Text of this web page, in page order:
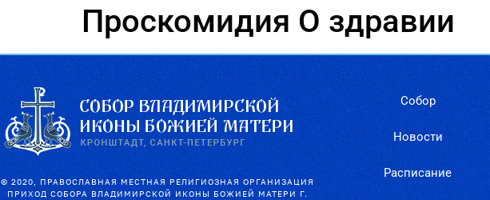
Проскомидия О здравии
© 2020, ПРАВОСЛАВНАЯ МЕСТНАЯ РЕЛИГИОЗНАЯ ОРГАНИЗАЦИЯ
ПРИХОД СОБОРА ВЛАДИМИРСКОЙ ИКОНЫ БОЖИЕЙ МАТЕРИ Г.
Собор
Новости
Расписание